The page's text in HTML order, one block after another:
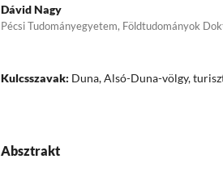
Dávid Nagy
Pécsi Tudományegyetem, Földtudományok
Kulcsszavak: Duna, Alsó-Duna-völgy,
Absztrakt